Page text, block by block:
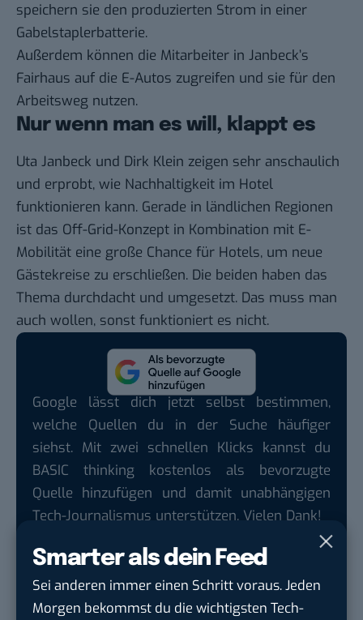
Smarter als dein Feed
Sei anderen immer einen Schritt voraus. Jeden
Morgen bekommst du die wichtigsten Tech-
speichern sie den produzierten Strom in einer
Gabelstaplerbatterie.
Außerdem können die Mitarbeiter in Janbeck’s
Fairhaus auf die E-Autos zugreifen und sie für den
Arbeitsweg nutzen.
Nur wenn man es will, klappt es
Uta Janbeck und Dirk Klein zeigen sehr anschaulich
und erprobt, wie Nachhaltigkeit im Hotel
funktionieren kann. Gerade in ländlichen Regionen
ist das Off-Grid-Konzept in Kombination mit E-
Mobilität eine große Chance für Hotels, um neue
Gästekreise zu erschließen. Die beiden haben das
Thema durchdacht und umgesetzt. Das muss man
auch wollen, sonst funktioniert es nicht.
Google lässt dich jetzt selbst bestimmen,
welche Quellen du in der Suche häufiger
siehst. Mit zwei schnellen Klicks kannst du
BASIC thinking kostenlos als bevorzugte
Quelle hinzufügen und damit unabhängigen
Tech-Journalismus unterstützen. Vielen Dank!
Die vollständigen Interviews mitDirk KleinundUta
Janbeckkannst du auf dem Podcast von Valerie